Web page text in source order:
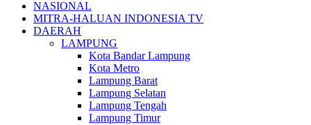
NASIONAL
MITRA-HALUAN INDONESIA TV
DAERAH
LAMPUNG
Kota Bandar Lampung
Kota Metro
Lampung Barat
Lampung Selatan
Lampung Tengah
Lampung Timur